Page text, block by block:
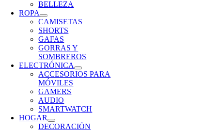
BELLEZA
ROPA
CAMISETAS
SHORTS
GAFAS
GORRAS Y
SOMBREROS
ELECTRÓNICA
ACCESORIOS PARA
MÓVILES
GAMERS
AUDIO
SMARTWATCH
HOGAR
DECORACIÓN